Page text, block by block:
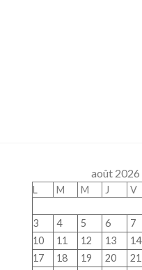
août 2026
L M M J V
3
4 5 6 7
10
11 12 13 14
17
18 19 20 21